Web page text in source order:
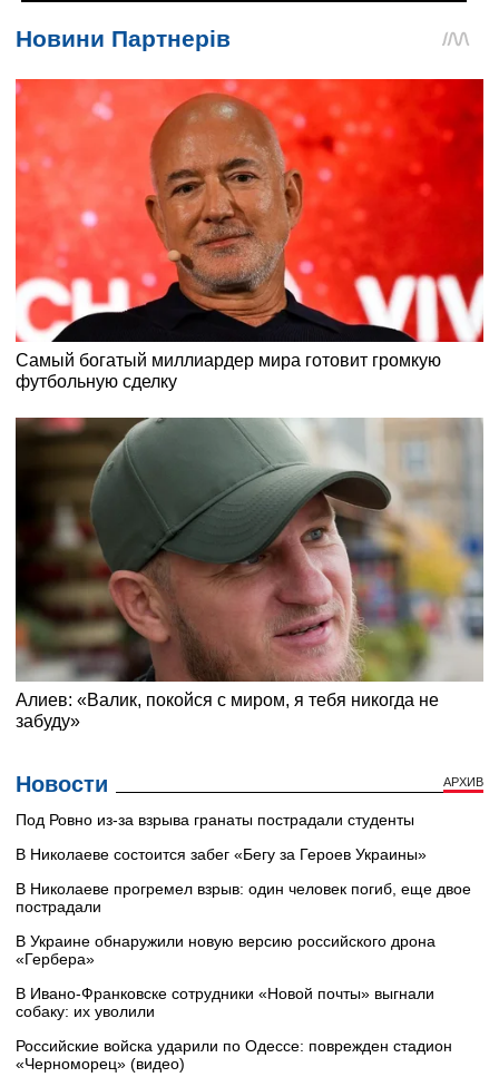
Новости АРХИВ
Под Ровно из-за взрыва гранаты пострадали студенты
В Николаеве состоится забег «Бегу за Героев Украины»
В Николаеве прогремел взрыв: один человек погиб, еще двое
пострадали
В Украине обнаружили новую версию российского дрона
«Гербера»
В Ивано-Франковске сотрудники «Новой почты» выгнали
собаку: их уволили
Российские войска ударили по Одессе: поврежден стадион
«Черноморец» (видео)